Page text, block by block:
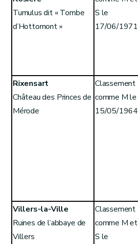
Tumulus dit « Tombe
d’Hottomont »
S le
17/06/1971
Rixensart
Château des Princes de
Mérode
Classement
comme M le
15/05/1964
Villers-la-Ville
Ruines de l’abbaye de
Villers
Classement
comme M et
S le